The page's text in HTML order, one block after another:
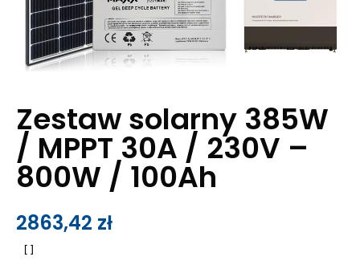
Zestaw solarny 385W
/ MPPT 30A / 230V –
800W / 100Ah
2863,42 zł